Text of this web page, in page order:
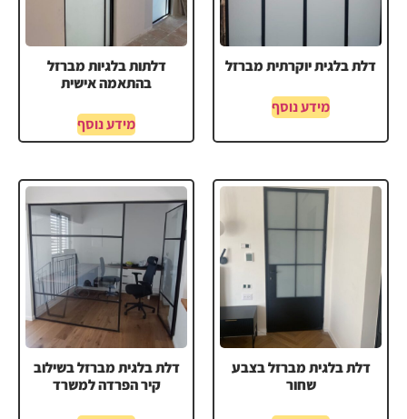
דלת בלגית יוקרתית מברזל
מידע נוסף
דלתות בלגיות מברזל
בהתאמה אישית
מידע נוסף
דלת בלגית מברזל בצבע
שחור
דלת בלגית מברזל בשילוב
קיר הפרדה למשרד